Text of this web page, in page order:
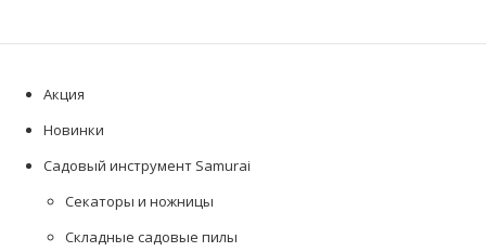
Акция
Новинки
Садовый инструмент Samurai
Секаторы и ножницы
Складные садовые пилы